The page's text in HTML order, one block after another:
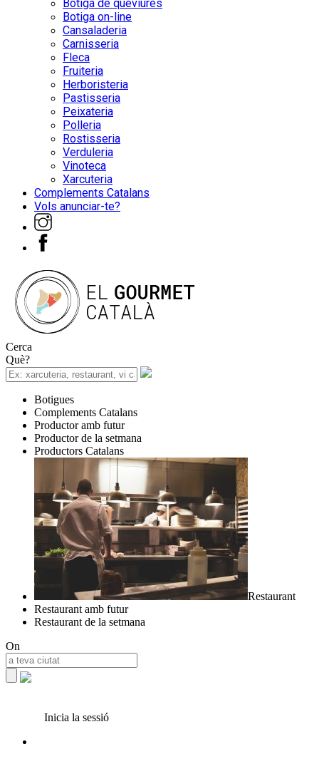
Botiga de queviures
Botiga on-line
Cansaladeria
Carnisseria
Fleca
Fruiteria
Herboristeria
Pastisseria
Peixateria
Polleria
Rostisseria
Verduleria
Vinoteca
Xarcuteria
Complements Catalans
Vols anunciar-te?
Cerca
Què?
Botigues
Complements Catalans
Productor amb futur
Productor de la setmana
Productors Catalans
Restaurant
Restaurant amb futur
Restaurant de la setmana
On
Inicia la sessió